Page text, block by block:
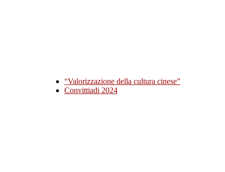
“Valorizzazione della cultura cinese”
Convittiadi 2024